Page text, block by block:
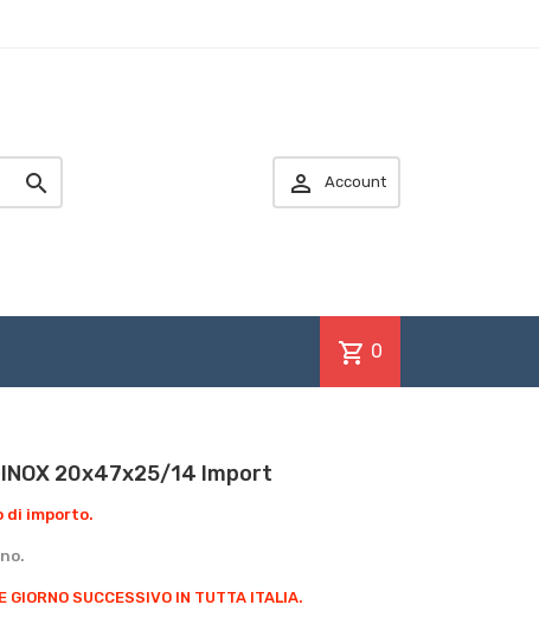
  Account
shopping_cart 0
20x47x25/14 Import
di importo.
GIORNO SUCCESSIVO IN TUTTA ITALIA.